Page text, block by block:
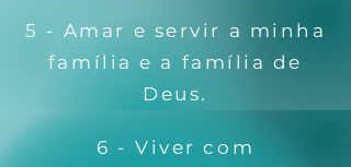
5 - Amar e servir a minha
família e a família de
Deus.
6 - Viver com